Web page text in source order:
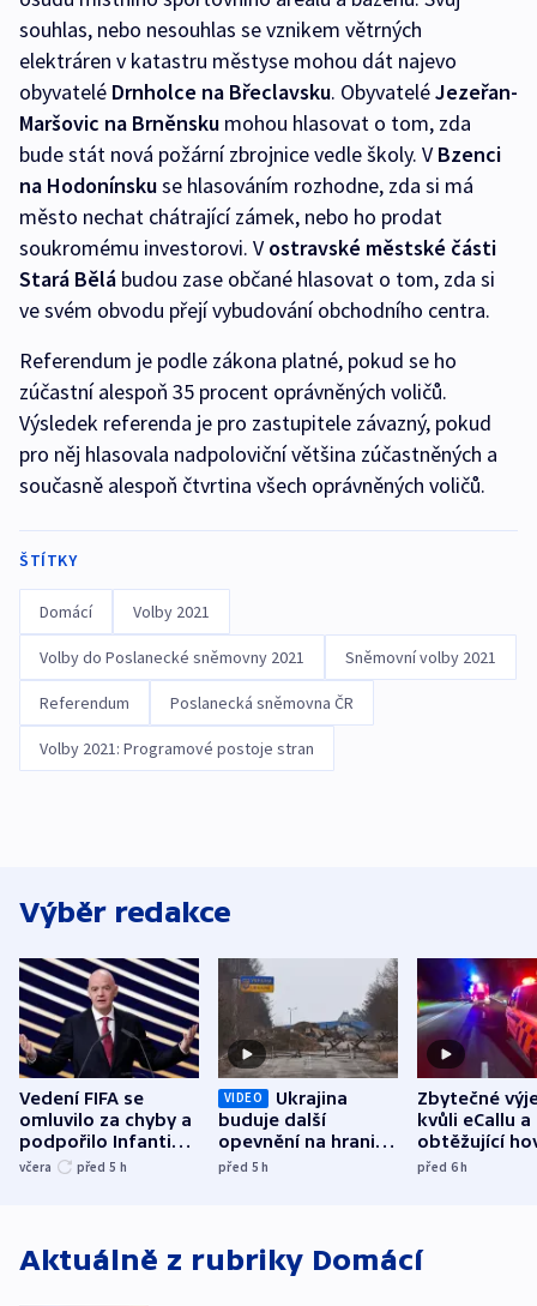
souhlas, nebo nesouhlas se vznikem větrných
elektráren v katastru městyse mohou dát najevo
obyvatelé Drnholce na Břeclavsku. ObyvateléJezeřan-
Maršovic na Brněnsku mohou hlasovat o tom, zda
bude stát nová požární zbrojnice vedle školy. VBzenci
na Hodonínskuse hlasováním rozhodne, zda si má
město nechat chátrající zámek, nebo ho prodat
soukromému investorovi. Vostravské městské části
Stará Bělá budou zase občané hlasovat o tom, zda si
ve svém obvodu přejí vybudování obchodního centra.
Referendum je podle zákona platné, pokud se ho
zúčastní alespoň 35 procent oprávněných voličů.
Výsledek referenda je pro zastupitele závazný, pokud
pro něj hlasovala nadpoloviční většina zúčastněných a
současně alespoň čtvrtina všech oprávněných voličů.
ŠTÍTKY
Domácí Volby 2021
Volby do Poslanecké sněmovny 2021 Sněmovní volby 2021
Referendum Poslanecká sněmovna ČR
Volby 2021: Programové postoje stran
Výběr redakce
Vedení FIFA se
omluvilo za chyby a
podpořilo Infantina.
UEFA trvá na
včera před 5 h
VIDEO
Ukrajina
buduje další
opevnění na hranici
s Běloruskem
před 5h
Zbytečné
kvůli eCallu a
obtěžující
zdržují
před 6h
Aktuálně z rubriky Domácí